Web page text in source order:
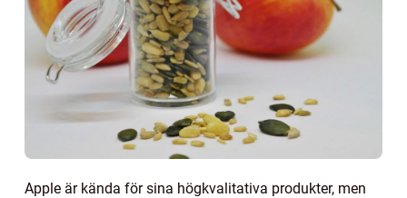
Apple är kända för sina högkvalitativa produkter, men